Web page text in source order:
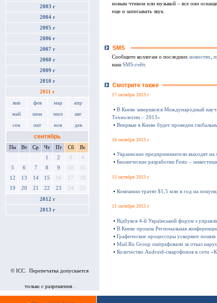
2003 г
2004 г
2005 г
2006 г
2007 г
2008 г
2009 г
2010 г
2011 г
янв фев мар апр
май июн июл авг
сен окт ноя дек
сентябрь
Пн Вт Ср Чт Пт Сб
Вс
1
2 3
4
5
6 7 8 9 10
11
12
13 14 15 16 17
18
19
20 21 22 23 24 25
2012 г
2013 г
© ICC. Перепечатка допускается
только с разрешения .
новым чтивом или музыкой – все они
еще и записывать звук.
SMS
Сообщите коллегам о последних новостях
наш SMS-гейт.
Смотрите также
17 октября 2013 г
• В Киеве завершился Международный
Технологии – 2013»
• Впервые в Киеве будет проведен
16 октября 2013 г
• Украинские предприниматели выходят
• Бионические разработки Festo –
15 октября 2013 г
• Компании тратят $1,5 млн в год на
11 октября 2013 г
• Відбувся 4-й Український форум з
• В Киеве прошла Региональная
• Графические процессоры ускоряют
• Mail.Ru Group оштрафовали за отказ
• Количество Android-смартфонов в сети